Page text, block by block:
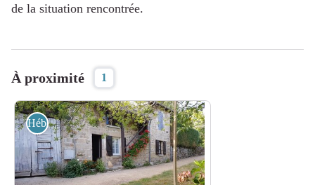
de la situation rencontrée.
À proximité 1
Hébergement